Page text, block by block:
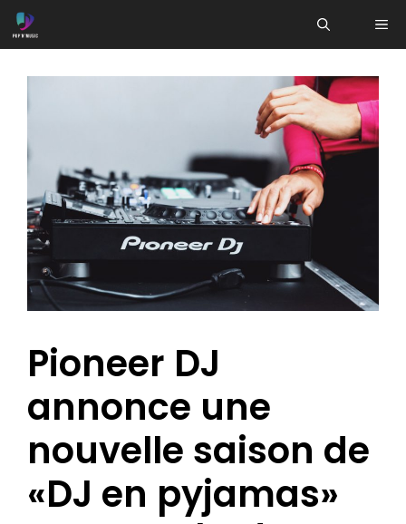
Aller
au
Pioneer DJ
annonce une
nouvelle saison de
«DJ en pyjamas»